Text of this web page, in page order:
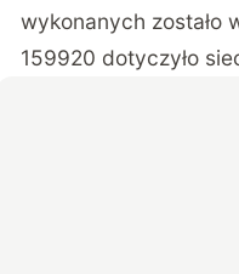
wykonanych zostało
159920 dotyczyło